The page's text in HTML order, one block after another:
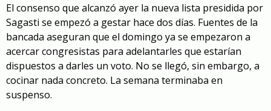
El consenso que alcanzó ayer la nueva lista presidida por
Sagasti se empezó a gestar hace dos días. Fuentes de la
bancada aseguran que el domingo ya se empezaron a
acercar congresistas para adelantarles que estarían
dispuestos a darles un voto. No se llegó, sin embargo, a
cocinar nada concreto. La semana terminaba en
suspenso.